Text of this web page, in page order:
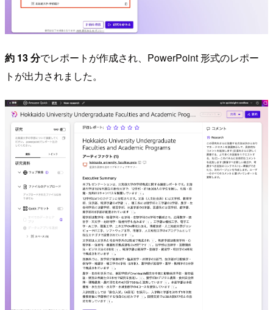
約 13 分でレポートが作成され、PowerPoint 形式のレポー
トが出力されました。